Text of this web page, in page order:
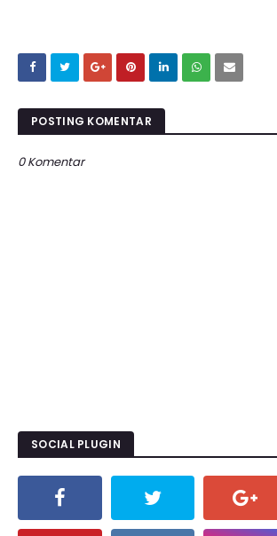
POSTING KOMENTAR
0 Komentar
SOCIAL PLUGIN